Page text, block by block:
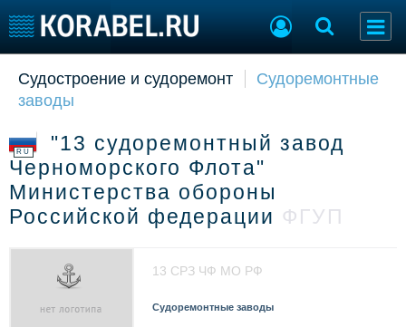
Судостроение
Пульс
Компании
Репутация
Работа
Крюинг
Торговая площадка
Оборудование
Изделия
Материалы
Услуги
Конференции
Флот
Судостроение и судоремонт
Судоремонтные
заводы
RU
"13 судоремонтный завод
Черноморского Флота"
Министерства обороны
Российской федерации ФГУП
13 СРЗ ЧФ МО РФ
Судоремонтные заводы